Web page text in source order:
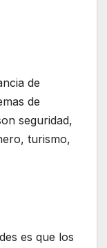
de
de
seguridad,
turismo,
es que los